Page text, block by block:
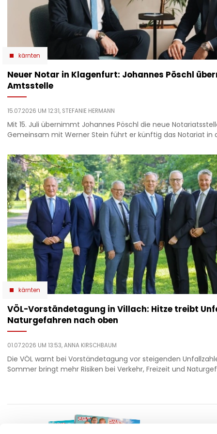
kärnten
Neuer Notar in Klagenfurt: Johannes Pöschl
Amtsstelle
15.07.2026 UM 12:31, STEFANIE HERMANN
Mit 15. Juli übernimmt Johannes Pöschl die neue
Gemeinsam mit Werner Stein führt er künftig das Notariat in
kärnten
VÖL-Vorständetagung in Villach: Hitze treibt
Naturgefahren nach oben
01.07.2026 UM 13:53,ANNA KIRSCHBAUM
Die VÖL warnt bei Vorständetagung vor steigenden
Sommer bringt mehr Risiken bei Verkehr, Freizeit und